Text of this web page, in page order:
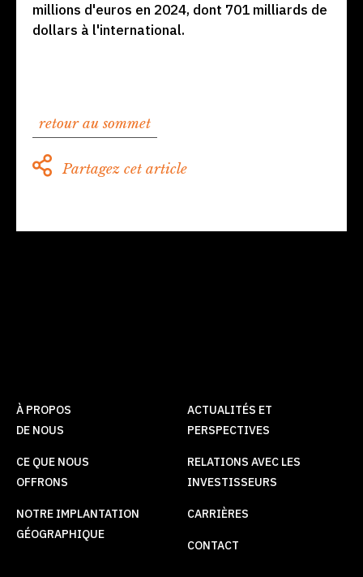
millions d'euros en 2024, dont 701 milliards de
dollars à l'international.
retour au sommet
Partagez cet article
À PROPOS
DE NOUS
CE QUE NOUS
OFFRONS
NOTRE IMPLANTATION
GÉOGRAPHIQUE
ACTUALITÉS ET
PERSPECTIVES
RELATIONS AVEC LES
INVESTISSEURS
CARRIÈRES
CONTACT